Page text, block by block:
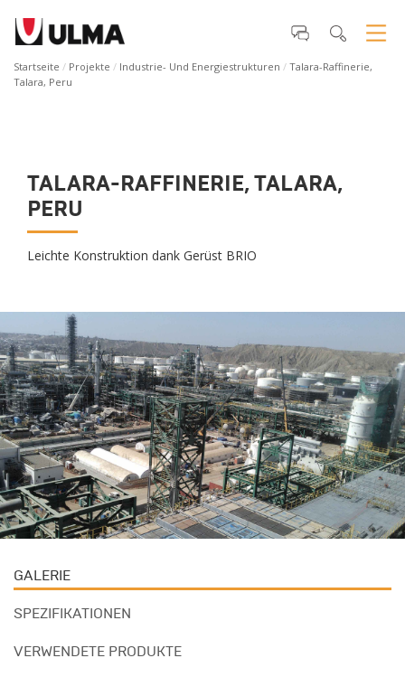
Startseite Projekte Industrie- Und Energiestrukturen
Talara-Raffinerie,
Talara, Peru
TALARA-RAFFINERIE, TALARA,
PERU
Leichte Konstruktion dank Gerüst BRIO
GALERIE
SPEZIFIKATIONEN
VERWENDETE PRODUKTE